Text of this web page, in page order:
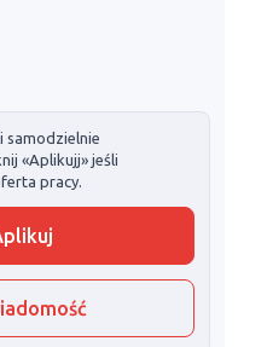
samodzielnie
«Aplikujj» jeśli
pracy.